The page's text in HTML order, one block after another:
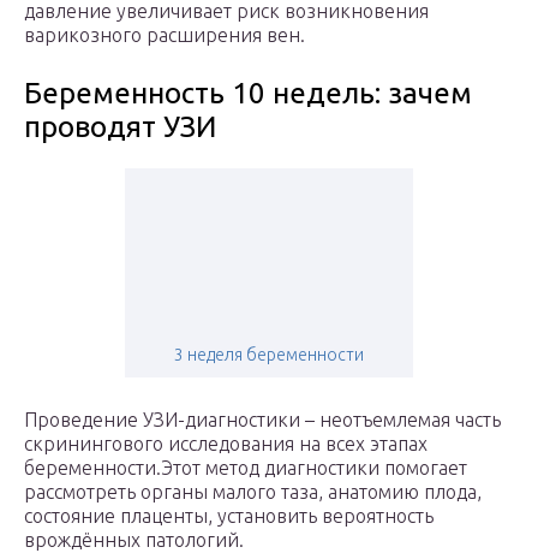
давление увеличивает риск возникновения
варикозного расширения вен.
Беременность 10 недель: зачем
проводят УЗИ
3 неделя беременности
Проведение УЗИ-диагностики – неотъемлемая часть
скринингового исследования на всех этапах
беременности.Этот метод диагностики помогает
рассмотреть органы малого таза, анатомию плода,
состояние плаценты, установить вероятность
врождённых патологий.